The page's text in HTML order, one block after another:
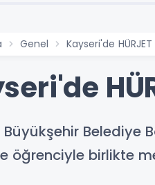
Genel Kayseri'de
Belediye
öğrenciyle birlikte